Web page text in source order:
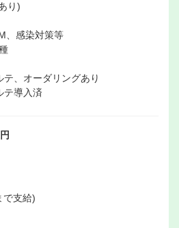
り)
、感染対策等
、オーダリングあり
テ導入済
で支給)